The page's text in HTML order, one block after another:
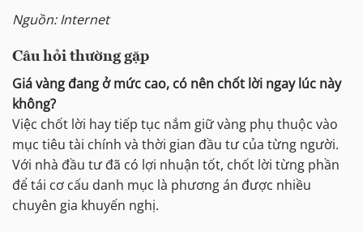
Nguồn: Internet
Câu hỏi thường gặp
Giá vàng đang ở mức cao, có nên chốt lời ngay lúc này
không?
Việc chốt lời hay tiếp tục nắm giữ vàng phụ thuộc vào
mục tiêu tài chính và thời gian đầu tư của từng người.
Với nhà đầu tư đã có lợi nhuận tốt, chốt lời từng phần
để tái cơ cấu danh mục là phương án được nhiều
chuyên gia khuyến nghị.